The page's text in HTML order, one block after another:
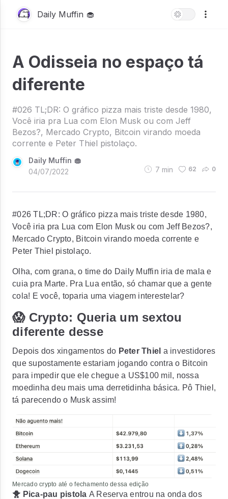
Daily Muffin 🧁
A Odisseia no espaço tá
diferente
#026 TL;DR: O gráfico pizza mais triste desde 1980,
Você iria pra Lua com Elon Musk ou com Jeff
Bezos?, Mercado Crypto, Bitcoin virando moeda
corrente e Peter Thiel pistolaço.
Daily Muffin 🧁
04/07/2022
7 min 62 0
#026 TL;DR: O gráfico pizza mais triste desde 1980,
Você iria pra Lua com Elon Musk ou com Jeff Bezos?,
Mercado Crypto, Bitcoin virando moeda corrente e
Peter Thiel pistolaço.
Olha, com grana, o time do Daily Muffin iria de mala e
cuia pra Marte. Pra Lua então, só chamar que a gente
cola! E você, toparia uma viagem interestelar?
😱 Crypto: Queria um sextou
diferente desse
Depois dos xingamentos do Peter Thiel a investidores
que supostamente estariam jogando contra o Bitcoin
para impedir que ele chegue a US$100 mil, nossa
moedinha deu mais uma derretidinha básica. Pô Thiel,
tá parecendo o Musk assim!
Mercado crypto até o fechamento dessa edição
🐥 Pica-pau pistola A Reserva entrou na onda dos